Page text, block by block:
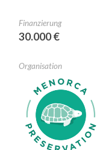
Finanzierung
30.000 €
Organisation